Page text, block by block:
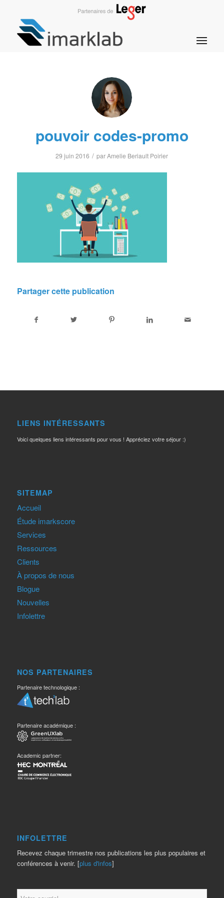
pouvoir codes-promo
29 juin 2016 / parAmelie Beriault Poirier
Partager cette publication
LIENS INTÉRESSANTS
Voici quelques liens intéressants pour vous ! Appréciez votre séjour :)
SITEMAP
Accueil
Étude imarkscore
Services
Ressources
Clients
À propos de nous
Blogue
Nouvelles
Infolettre
NOS PARTENAIRES
Partenaire technologique :
Partenaire académique :
Academic partner:
INFOLETTRE
Recevez chaque trimestre nos publications les plus populaires et
conférences à venir. [plus d'infos]